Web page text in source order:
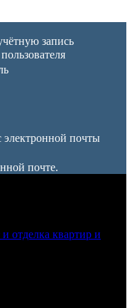
запись
электронной почты
почте.
отделка квартир и